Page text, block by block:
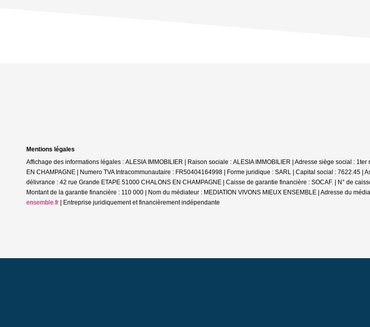
Mentions légales
Affichage des informations légales : ALESIA IMMOBILIER | Raison sociale : ALESIA IMMOBILIER | Adresse siège social :
EN CHAMPAGNE | Numero TVA Intracommunautaire : FR50404164998 | Forme juridique : SARL | Capital social : 7622.45 |
délivrance : 42 rue Grande ETAPE 51000 CHALONS EN CHAMPAGNE | Caisse de garantie financière : SOCAF. | N° de
Montant de la garantie financière : 110 000 | Nom du médiateur : MEDIATION VIVONS MIEUX ENSEMBLE | Adresse du
ensemble.fr
Entreprise juridiquement et financièrement indépendante